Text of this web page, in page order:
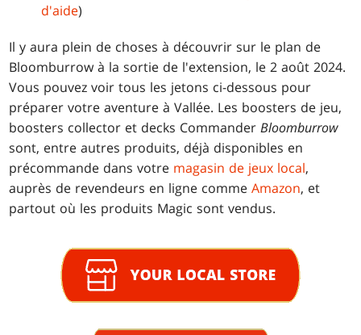
d'aide)
Il y aura plein de choses à découvrir sur le plan de
Bloomburrow à la sortie de l'extension, le 2 août 2024.
Vous pouvez voir tous les jetons ci-dessous pour
préparer votre aventure à Vallée. Les boosters de jeu,
boosters collector et decks CommanderBloomburrow
sont, entre autres produits, déjà disponibles en
précommande dans votre magasin de jeux local,
auprès de revendeurs en ligne commeAmazon, et
partout où les produits Magic sont vendus.